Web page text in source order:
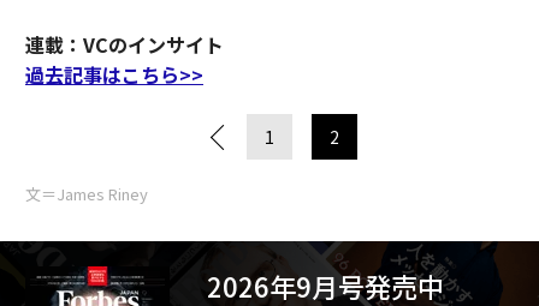
連載：VCのインサイト
過去記事はこちら>>
1 2
文＝James Riney
2026年9月号発売中